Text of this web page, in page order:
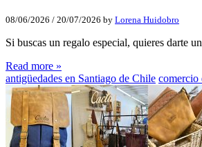
08/06/2026 / 20/07/2026 by Lorena Huidobro
Si buscas un regalo especial, quieres darte
Read more »
antigüedades en Santiago de Chile comercio